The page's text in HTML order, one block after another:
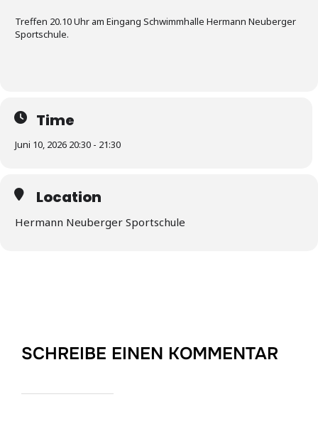
Treffen 20.10 Uhr am Eingang Schwimmhalle Hermann Neuberger
Sportschule.
Time
Juni 10, 2026 20:30 - 21:30
Location
Hermann Neuberger Sportschule
SCHREIBE EINEN KOMMENTAR